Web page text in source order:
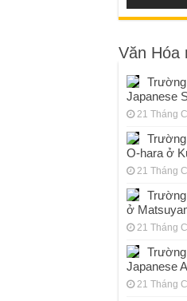
Văn Hóa
Japanese
21 Tháng
O-hara ở
21 Tháng
ở
21 Tháng
Japanese
21 Tháng